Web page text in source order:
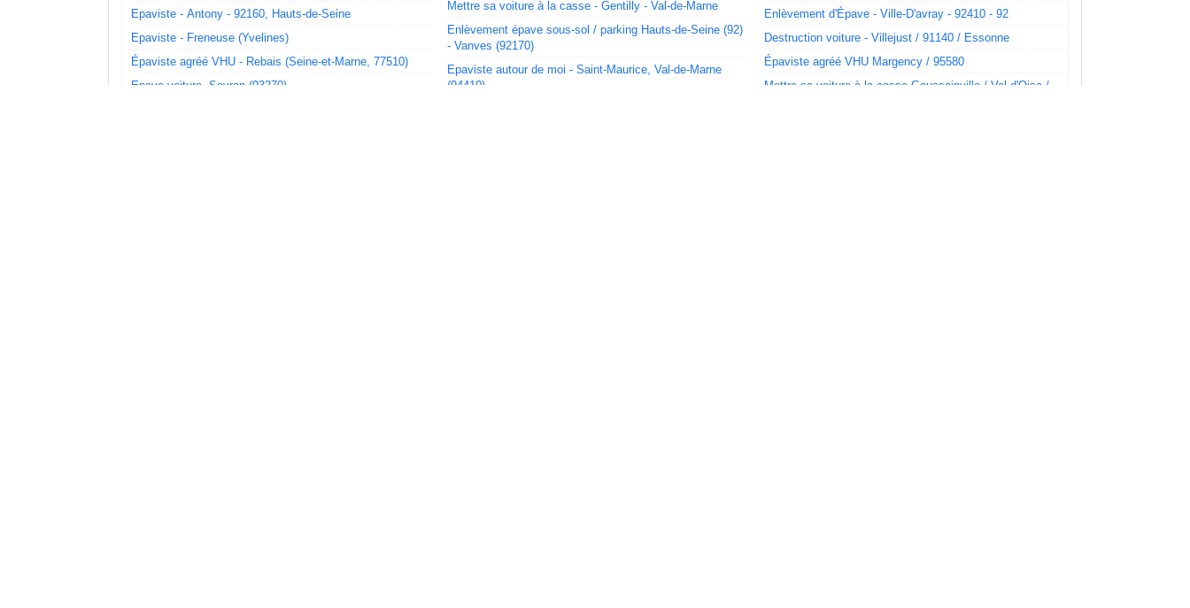
Epaviste - Antony - 92160, Hauts-de-Seine
Epaviste - Freneuse (Yvelines)
Épaviste agréé VHU - Rebais (Seine-et-Marne, 77510)
Epave voiture, Sevran (93270)
Mettre sa voiture à la casse - Gentilly - Val-de-Marne
Enlèvement épave sous-sol / parking Hauts-de-Seine (92)
- Vanves (92170)
Epaviste autour de moi - Saint-Maurice, Val-de-Marne
(94410)
Enlèvement d'Épave - Ville-D'avray - 92410 - 92
Destruction voiture - Villejust / 91140 / Essonne
Épaviste agréé VHU Margency / 95580
Mettre sa voiture à la casse Goussainville / Val-d'Oise /